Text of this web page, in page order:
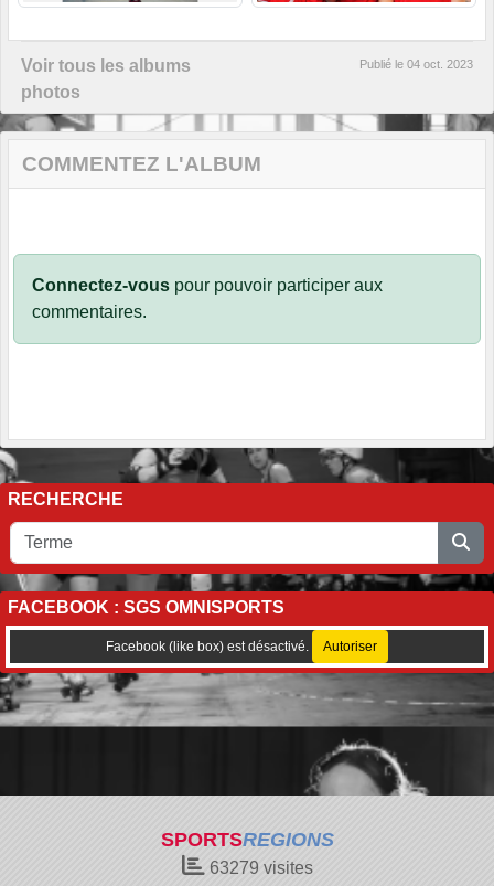
Voir tous les albums
photos
Publié le 04 oct. 2023
COMMENTEZ L'ALBUM
Connectez-vous pour pouvoir participer aux
commentaires.
RECHERCHE
FACEBOOK : SGS OMNISPORTS
Facebook (like box) est désactivé. Autoriser
SPORTSREGIONS
63279 visites